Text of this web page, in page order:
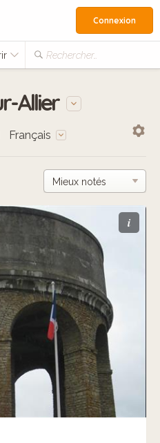
Rechercher…
Connexion
Allier
Français
i